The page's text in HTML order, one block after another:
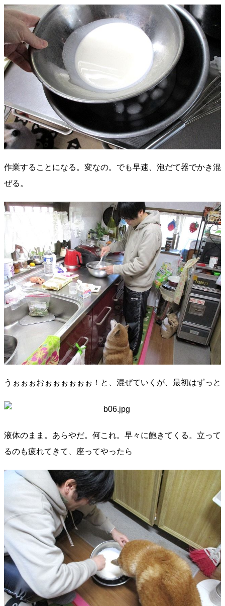
作業することになる。変なの。でも早速、泡だて器でかき混
ぜる。
うぉぉぉおぉぉぉぉぉぉ！と、混ぜていくが、最初はずっと
液体のまま。あらやだ。何これ。早々に飽きてくる。立って
るのも疲れてきて、座ってやったら